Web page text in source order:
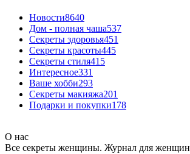
Новости8640
Дом - полная чаша537
Cекреты здоровья451
Секреты красоты445
Секреты стиля415
Интересное331
Ваше хобби293
Секреты макияжа201
Подарки и покупки178
О нас
Все секреты женщины. Журнал для женщин